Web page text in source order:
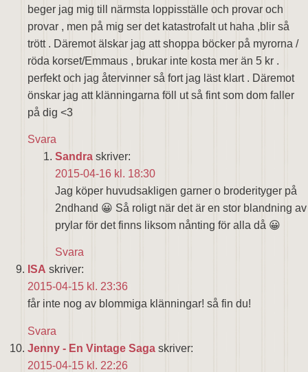
beger jag mig till närmsta loppisställe och provar och
provar , men på mig ser det katastrofalt ut haha ,blir så
trött . Däremot älskar jag att shoppa böcker på myrorna /
röda korset/Emmaus , brukar inte kosta mer än 5 kr .
perfekt och jag återvinner så fort jag läst klart . Däremot
önskar jag att klänningarna föll ut så fint som dom faller
på dig <3
Svara
Sandra skriver:
2015-04-16 kl. 18:30
Jag köper huvudsakligen garner o broderityger på
2ndhand 😀 Så roligt när det är en stor blandning av
prylar för det finns liksom nånting för alla då 😀
Svara
ISA skriver:
2015-04-15 kl. 23:36
får inte nog av blommiga klänningar! så fin du!
Svara
Jenny - En Vintage Saga skriver:
2015-04-15 kl. 22:26